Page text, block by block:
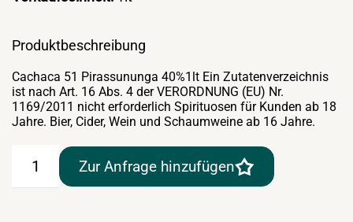
Produktbeschreibung
Cachaca 51 Pirassununga 40%1lt Ein Zutatenverzeichnis
ist nach Art. 16 Abs. 4 der VERORDNUNG (EU) Nr.
1169/2011 nicht erforderlich Spirituosen für Kunden ab 18
Jahre. Bier, Cider, Wein und Schaumweine ab 16 Jahre.
Cachaca
Pirassununga
Zur Anfrage hinzufügen